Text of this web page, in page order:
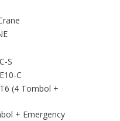
S
C
(4 Tombol +
+ Emergency